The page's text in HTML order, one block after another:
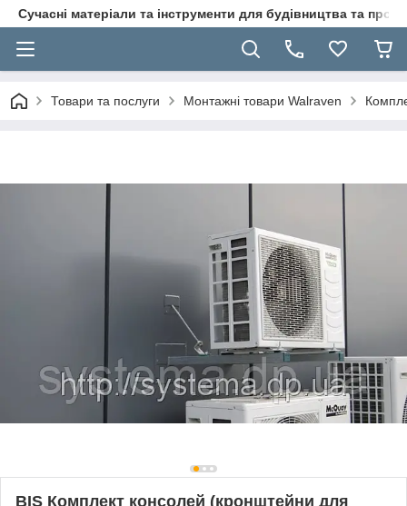
Сучасні матеріали та інструменти для будівництва та
Товари та послуги Монтажні товари Walraven
BIS Комплект консолей (кронштейни для